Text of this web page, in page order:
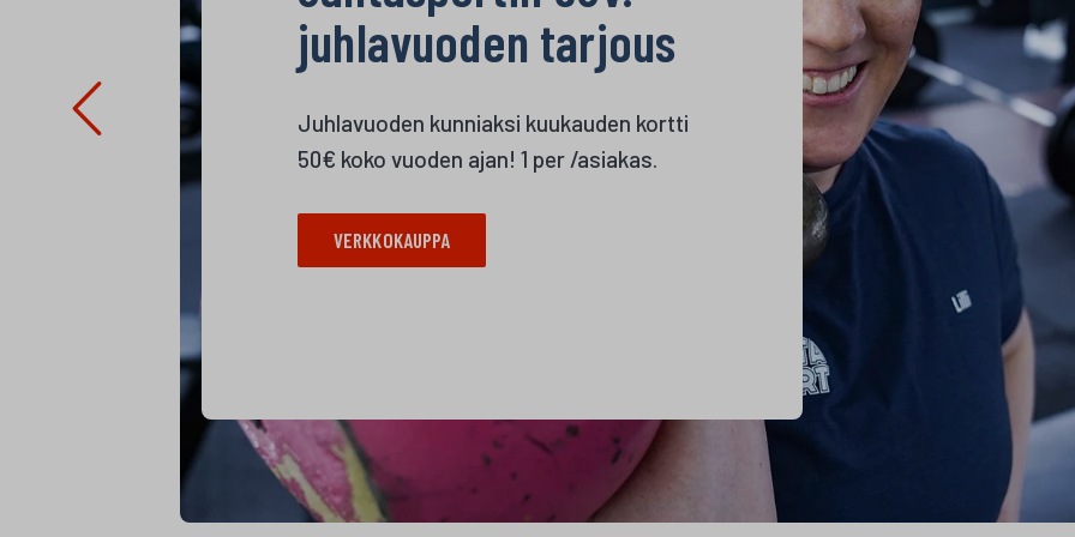
juhlavuoden tarjous
Juhlavuoden kunniaksi kuukauden kortti
50€ koko vuoden ajan! 1 per /asiakas.
VERKKOKAUPPA